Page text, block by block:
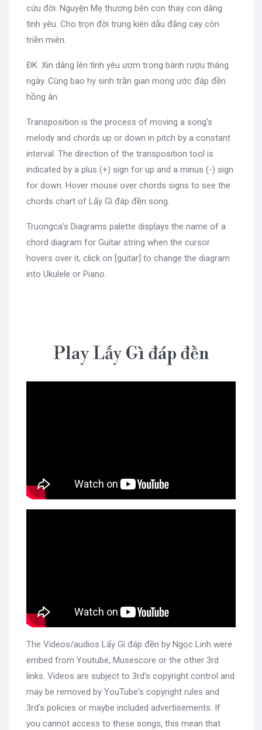
cứu đời. Nguyện Mẹ thương bên con thay con dâng
tình yêu. Cho trọn đời trung kiên dẫu đắng cay còn
triền miên.
ĐK. Xin dâng lên tình yêu ươm trong bánh rượu tháng
ngày. Cùng bao hy sinh trần gian mong ước đáp đền
hồng ân.
Transposition is the process of moving a song's
melody and chords up or down in pitch by a constant
interval. The direction of the transposition tool is
indicated by a plus (+) sign for up and a minus (-) sign
for down. Hover mouse over chords signs to see the
chords chart of Lấy Gì đáp đền song.
Truongca's Diagrams palette displays the name of a
chord diagram for Guitar string when the cursor
hovers over it, click on [guitar] to change the diagram
into Ukulele or Piano.
Play Lấy Gì đáp đền
The Videos/audios Lấy Gì đáp đền by Ngọc Linh were
embed from Youtube, Musescore or the other 3rd
links. Videos are subject to 3rd's copyright control and
may be removed by YouTube's copyright rules and
3rd's policies or maybe included advertisements. If
you cannot access to these songs, this mean that